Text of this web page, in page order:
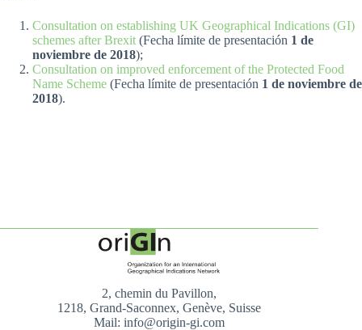
Consultation on establishing UK Geographical Indications (GI)
schemes after Brexit (Fecha límite de presentación 1 de
noviembre de 2018);
Consultation on improved enforcement of the Protected Food
Name Scheme (Fecha límite de presentación 1 de noviembre de
2018).
2, chemin du Pavillon,
1218, Grand-Saconnex, Genève, Suisse
Mail: info@origin-gi.com